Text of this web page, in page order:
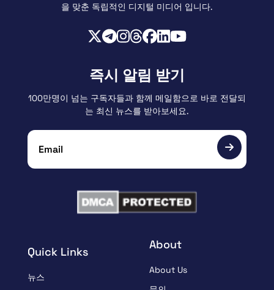
을 맞춘 독립적인 디지털 미디어 입니다.
Quick Links
뉴스
About
About Us
즉시 알림 받기
100만명이 넘는 구독자들과 함께 메일함으로 바로 전달되
는 최신 뉴스를 받아보세요.